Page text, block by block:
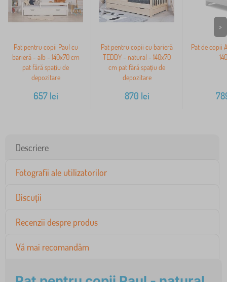
Pat pentru copii Paul cu
barieră - alb - 140x70 cm
pat fără spațiu de
depozitare
657lei
Pat pentru copii cu barieră
TEDDY - natural - 140x70
cm pat fără spațiu de
depozitare
870 lei
Pat de copii
>
Descriere
Fotografii ale utilizatorilor
Discuții
Recenzii despre produs
Vă mai recomandăm